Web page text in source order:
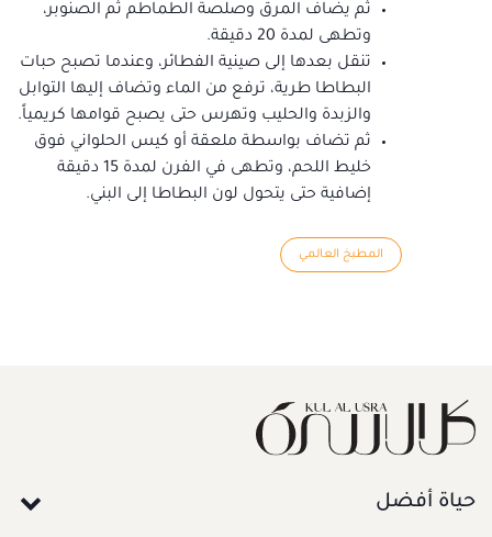
ثم يضاف المرق وصلصة الطماطم ثم الصنوبر،
وتطهى لمدة 20 دقيقة.
تنقل بعدها إلى صينية الفطائر، وعندما تصبح حبات
البطاطا طرية، ترفع من الماء وتضاف إليها التوابل
والزبدة والحليب وتهرس حتى يصبح قوامها كريمياً.
ثم تضاف بواسطة ملعقة أو كيس الحلواني فوق
خليط اللحم، وتطهى في الفرن لمدة 15 دقيقة
إضافية حتى يتحول لون البطاطا إلى البني.
المطبخ العالمي
حياة أفضل